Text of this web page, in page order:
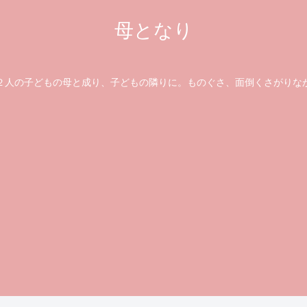
母となり
子どもの母と成り、子どもの隣りに。ものぐさ、面倒くさがりな